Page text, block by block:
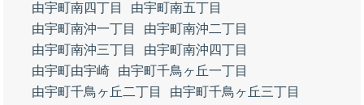
由宇町南四丁目
由宇町南五丁目
由宇町南沖一丁目
由宇町南沖二丁目
由宇町南沖三丁目
由宇町南沖四丁目
由宇町由宇崎
由宇町千鳥ヶ丘一丁目
由宇町千鳥ヶ丘二丁目
由宇町千鳥ヶ丘三丁目